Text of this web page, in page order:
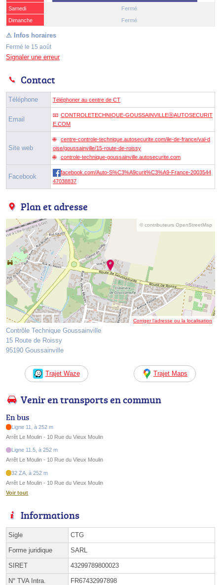
Samedi
(15 août)
Fermé
Dimanche
Fermé
Fermé le 15 août
Signaler une erreur
Contact
Téléphone Téléphoner au centre de CT
Email
CONTROLETECHNIQUE-GOUSSAINVILLEⓐAUTOSECURIT
E.COM
Site web
centre-controle-technique.autosecurite.com/ile-de-france/val-d
oise/goussainville/15-route-de-roissy
controle-technique-goussainville.autosecurite.com
Facebook
facebook.com/Auto-S%C3%A9curit%C3%A9-France-2003544
47038837
Plan et adresse
© contributeurs OpenStreetMap
Corriger l’adresse ou la localisation
Contrôle Technique Goussainville
15 Route de Roissy
95190 Goussainville
Trajet Waze Trajet Maps
Venir en transports en commun
En bus
Ligne 11, à 252 m
Arrêt Le Moulin - 10 Rue du Vieux Moulin
Ligne 11.5, à 252 m
Arrêt Le Moulin - 10 Rue du Vieux Moulin
32 ZA, à 252 m
Arrêt Le Moulin - 10 Rue du Vieux Moulin
Voir tout
Informations
Sigle CTG
Forme juridique SARL
SIRET 43299789800023
N° TVA Intra. FR67432997898